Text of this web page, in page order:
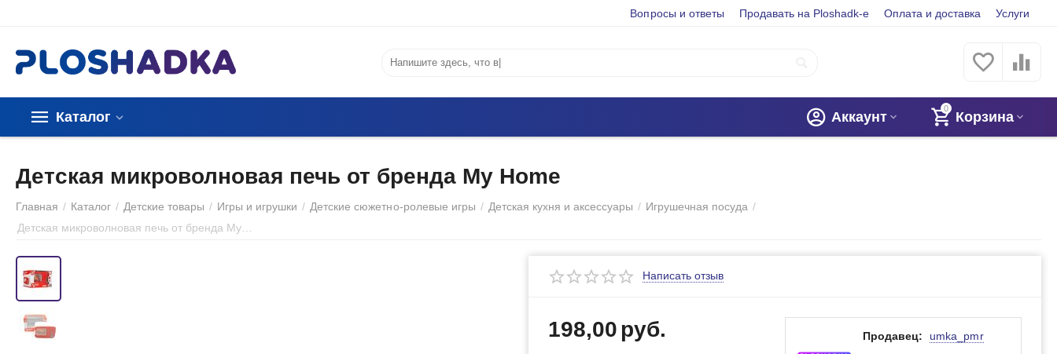
Вопросы и ответы Продавать на Ploshadk-e Оплата и доставка Услуги
Каталог
0
Корзина
Аккаунт
Детская микроволновая печь от бренда My Home
Главная / Каталог / Детские товары / Игры и игрушки / Детские сюжетно-ролевые игры / Детская кухня и аксессуары / Игрушечная посуда /
Написать отзыв
198,00руб. Продавец: umka_pmr